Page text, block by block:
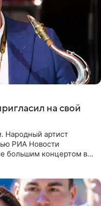
на свой
артист
РИА Новости
большим концертом в